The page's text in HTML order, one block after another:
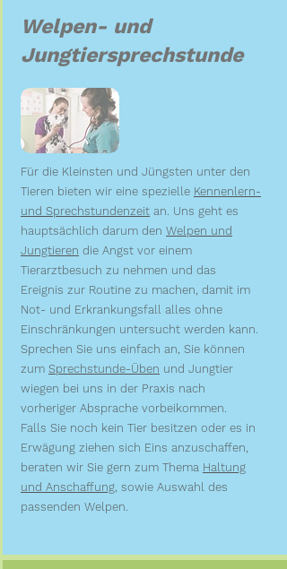
Welpen- und
Jungtiersprechstunde
Für die Kleinsten und Jüngsten unter den
Tieren bieten wir eine spezielle Kennenlern-
und Sprechstundenzeit an. Uns geht es
hauptsächlich darum den Welpen und
Jungtieren die Angst vor einem
Tierarztbesuch zu nehmen und das
Ereignis zur Routine zu machen, damit im
Not- und Erkrankungsfall alles ohne
Einschränkungen untersucht werden kann.
Sprechen Sie uns einfach an, Sie können
zum Sprechstunde-Üben und Jungtier
wiegen bei uns in der Praxis nach
vorheriger Absprache vorbeikommen.
Falls Sie noch kein Tier besitzen oder es in
Erwägung ziehen sich Eins anzuschaffen,
beraten wir Sie gern zum Thema Haltung
und Anschaffung, sowie Auswahl des
passenden Welpen.